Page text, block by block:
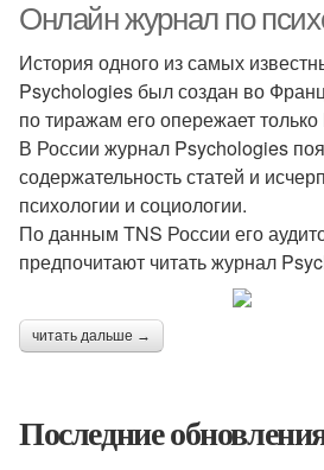
Онлайн журнал по
История одного из самых
Psychologies был создан во
по тиражам его опережает
В России журнал Psychologies
содержательность статей и
психологии и социологии.
По данным TNS России его
предпочитают читать журнал
читать дальше →
Последние